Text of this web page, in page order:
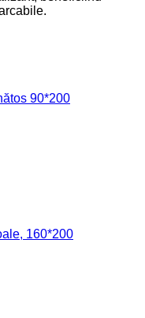
90*200
160*200